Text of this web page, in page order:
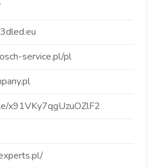
service.pl/pl
x91VKy7qgUzuOZlF2